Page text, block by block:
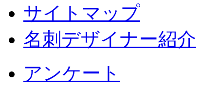
サイトマップ
名刺デザイナー紹介
アンケート